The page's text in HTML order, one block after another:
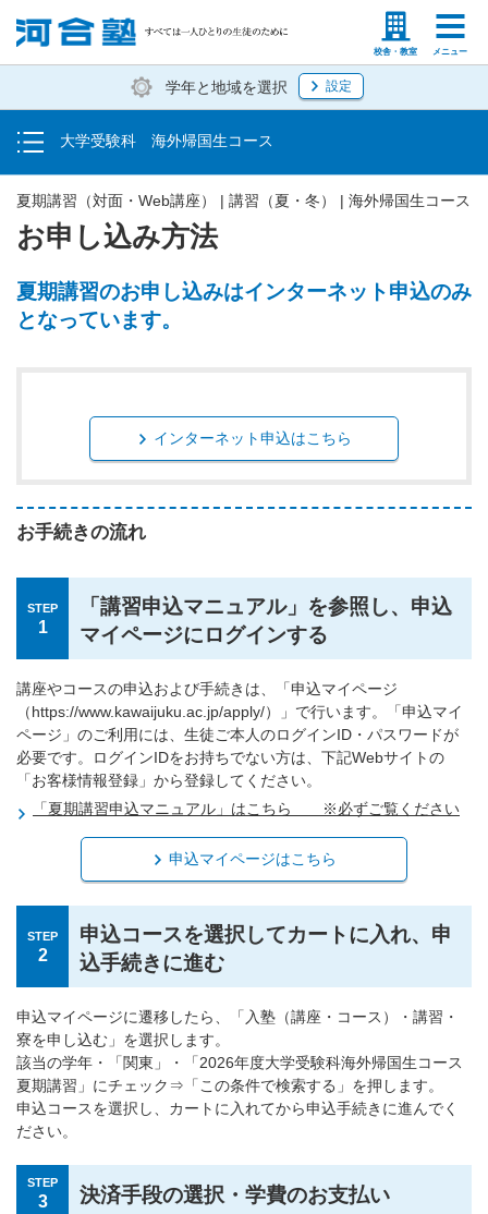
校舎・教室 メニュー
塾生の方 高等学校の先生
学年と地域を選択 設定
大学受験科 海外帰国生コース
帰国生入試説明会・個別相談会
合格体験談・講師アドバイス
合格実績
お申し込み方法
夏期講習（対面・Web講座） | 講習（夏・冬） | 海外帰国生コース
夏期講習のお申し込みはインターネット申込のみ
となっています。
インターネット申込はこちら
お手続きの流れ
STEP
1
「講習申込マニュアル」を参照し、申込
マイページにログインする
講座やコースの申込および手続きは、「申込マイページ
（https://www.kawaijuku.ac.jp/apply/）」で行います。「申込マイ
ページ」のご利用には、生徒ご本人のログインID・パスワードが
必要です。ログインIDをお持ちでない方は、下記Webサイトの
「お客様情報登録」から登録してください。
「夏期講習申込マニュアル」はこちら ※必ずご覧ください
申込マイページはこちら
STEP
2
申込コースを選択してカートに入れ、申
込手続きに進む
申込マイページに遷移したら、「入塾（講座・コース）・講習・
寮を申し込む」を選択します。
該当の学年・「関東」・「2026年度大学受験科海外帰国生コース
夏期講習」にチェック⇒「この条件で検索する」を押します。
申込コースを選択し、カートに入れてから申込手続きに進んでく
ださい。
STEP
3 決済手段の選択・学費のお支払い